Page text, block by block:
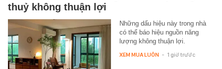
thuỷ không thuận lợi
Những dấu hiệu này trong nhà
có thể báo hiệu nguồn năng
lượng không thuận lợi.
XEM MUA LUÔN - 1 giờ trước